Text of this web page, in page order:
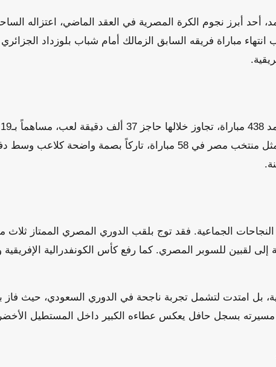
أبرز نجوم الكرة المصرية في العقد الماضي، اعتزاله
مباراة فريقه السابق الزمالك أمام شباب بلوزداد
كصانع أو هداف. وعلى الصعيد الدولي، مثل منتخب مصر في 58 مباراة، تاركاً بصمة واضحة
الجماعية. فقد توج بلقب الدوري المصري الممتاز ثلاث
لقبين للسوبر المصري. كما رفع كأس الكونفدرالية
بل امتدت لتشمل تجربة ناجحة في الدوري السعودي، حيث فاز
مسيرته بسجل حافل يعكس عطاءه الكبير داخل المستطيل